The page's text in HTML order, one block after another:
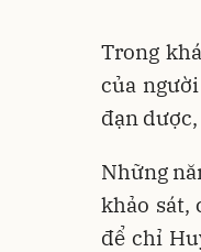
Trong
của
đạn
Những
khảo sát,
để chỉ